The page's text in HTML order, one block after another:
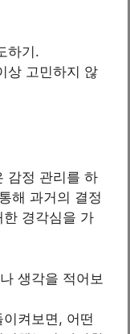
하기.
상 고민하지 않
감정 관리를 하
해 과거의 결정
경각심을 가
생각을 적어보
켜보면, 어떤